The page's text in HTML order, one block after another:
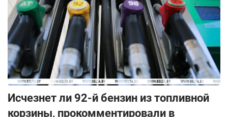
Исчезнет ли 92-й бензин из топливной
корзины, прокомментировали в